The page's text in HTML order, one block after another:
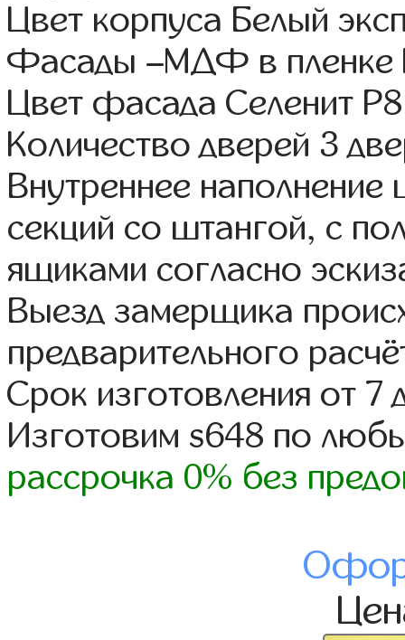
Цвет корпуса Белый
Фасады –МДФ в пленке
Цвет фасада Селенит
Количество дверей 3
Внутреннее
секций со штангой, с
ящиками согласно
Выезд замерщика
предварительного
Срок изготовления от 7
Изготовим s648 по
рассрочка 0% без